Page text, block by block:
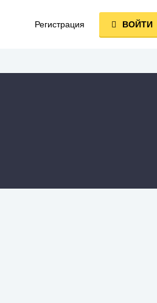
Регистрация ВОЙТИ